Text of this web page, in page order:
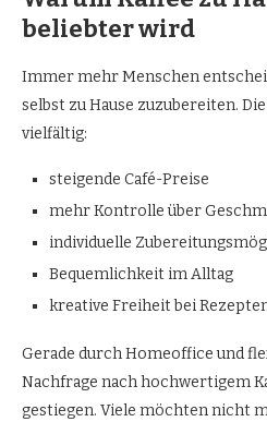
beliebter wird
Immer mehr Menschen
selbst zu Hause zuzubereiten.
vielfältig:
steigende Café-Preise
mehr Kontrolle über
individuelle
Bequemlichkeit im Alltag
kreative Freiheit bei
Gerade durch Homeoffice und
Nachfrage nach hochwertigem
gestiegen. Viele möchten nicht